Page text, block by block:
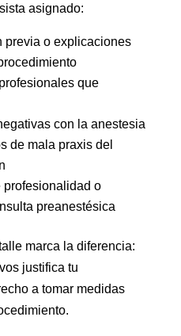
asignado:
previa o explicaciones
que
con la anestesia
de mala praxis del
profesionalidad o
preanestésica
marca la diferencia:
justifica tu
a tomar medidas